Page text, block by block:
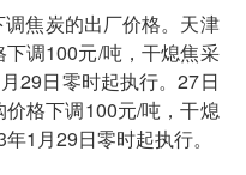
焦炭的出厂价格。天津
调100元/吨，干熄焦采
29日零时起执行。27日
格下调100元/吨，干熄
1月29日零时起执行。